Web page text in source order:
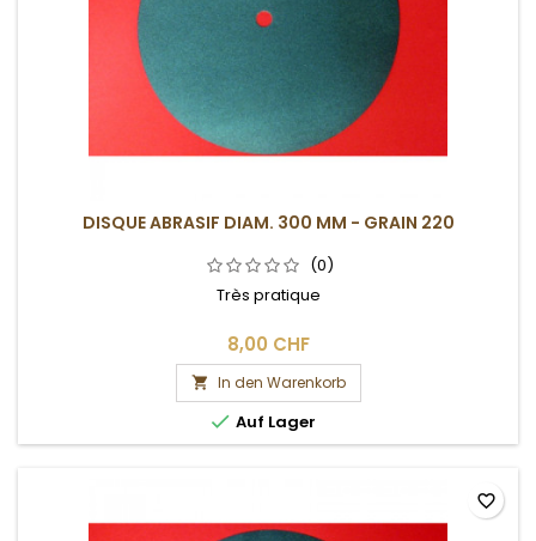
DISQUE ABRASIF DIAM. 300 MM - GRAIN 220
(0)
Très pratique
8,00 CHF
 In den Warenkorb
 Auf Lager
favorite_border